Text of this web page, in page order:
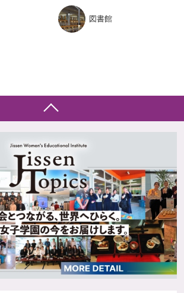
図書館